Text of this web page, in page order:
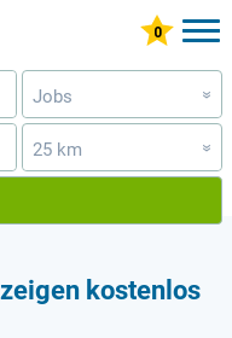
Jobs »
25 km »
kostenlos